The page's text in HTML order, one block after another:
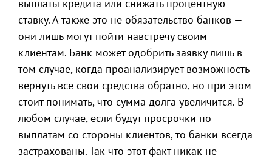
выплаты кредита или снижать процентную
ставку. А также это не обязательство банков —
они лишь могут пойти навстречу своим
клиентам. Банк может одобрить заявку лишь в
том случае, когда проанализирует возможность
вернуть все свои средства обратно, но при этом
стоит понимать, что сумма долга увеличится. В
любом случае, если будут просрочки по
выплатам со стороны клиентов, то банки всегда
застрахованы. Так что этот факт никак не